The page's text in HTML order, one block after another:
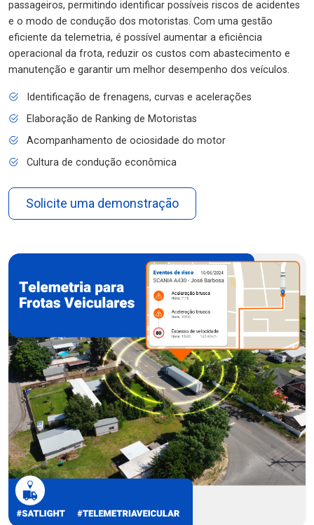
passageiros, permitindo identificar possíveis riscos de acidentes
e o modo de condução dos motoristas. Com uma gestão
eficiente da telemetria, é possível aumentar a eficiência
operacional da frota, reduzir os custos com abastecimento e
manutenção e garantir um melhor desempenho dos veículos.
Identificação de frenagens, curvas e acelerações
Elaboração de Ranking de Motoristas
Acompanhamento de ociosidade do motor
Cultura de condução econômica
Solicite uma demonstração